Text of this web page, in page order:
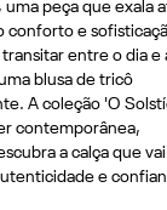
uma peça que exala
conforto e
transitar entre o dia e
blusa de tricô
A coleção 'O
contemporânea,
a calça que vai
e